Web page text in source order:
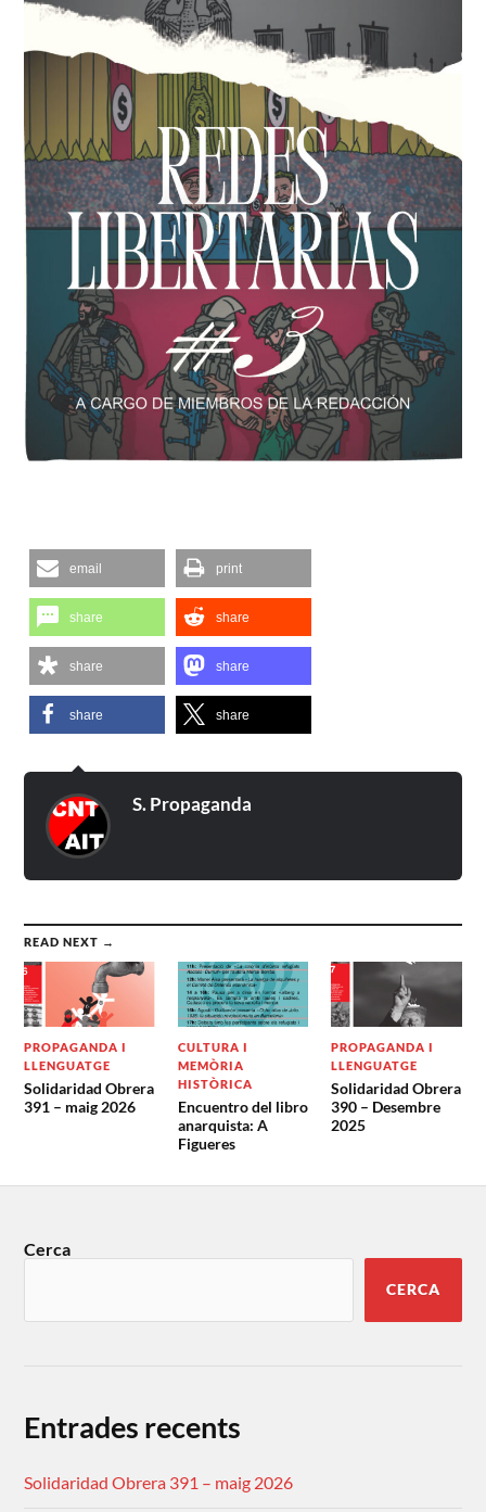
email print
share share
share share
share share
S. Propaganda
READ NEXT →
PROPAGANDA I
LLENGUATGE
Solidaridad Obrera
391 – maig 2026
CULTURA I
MEMÒRIA
HISTÒRICA
Encuentro del libro
anarquista: A
Figueres
PROPAGANDA I
LLENGUATGE
Solidaridad Obrera
390 – Desembre
2025
Cerca
CERCA
Entrades recents
Solidaridad Obrera 391 – maig 2026